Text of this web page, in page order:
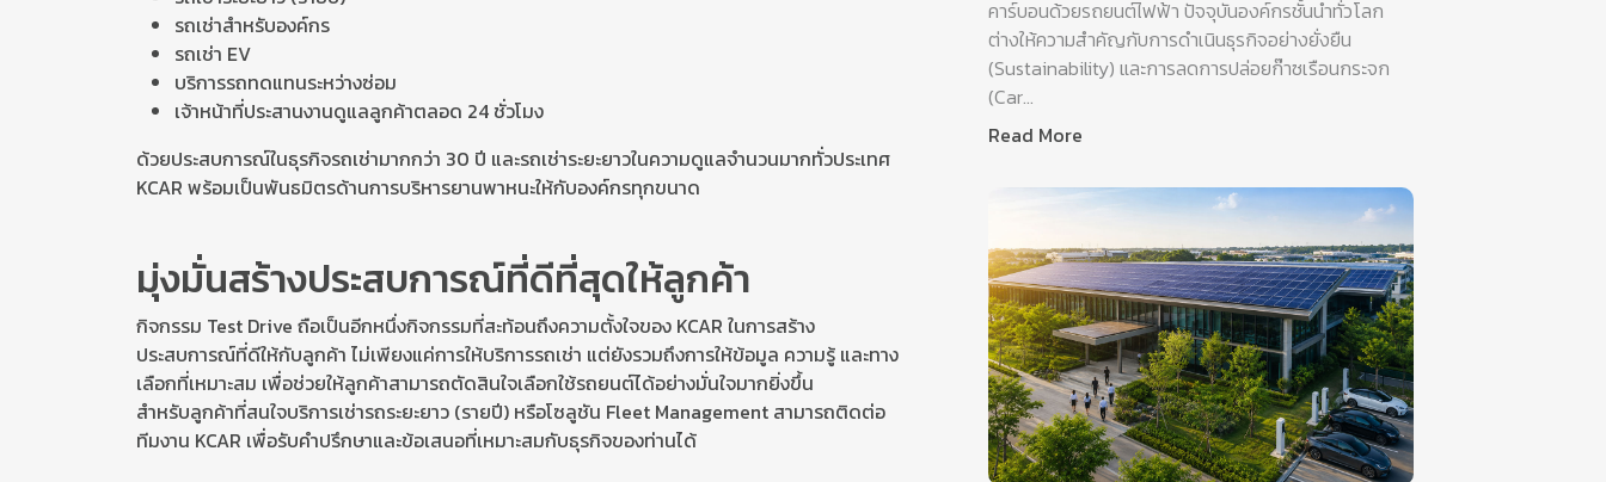
รถเช่าสำหรับองค์กร
รถเช่า EV
บริการรถทดแทนระหว่างซ่อม
เจ้าหน้าที่ประสานงานดูแลลูกค้าตลอด 24 ชั่วโมง
ด้วยประสบการณ์ในธุรกิจรถเช่ามากกว่า 30 ปี และรถเช่าระยะยาวในความดูแลจำนวนมากทั่วประเทศ
KCAR พร้อมเป็นพันธมิตรด้านการบริหารยานพาหนะให้กับองค์กรทุกขนาด
มุ่งมั่นสร้างประสบการณ์ที่ดีที่สุดให้ลูกค้า
กิจกรรม Test Drive ถือเป็นอีกหนึ่งกิจกรรมที่สะท้อนถึงความตั้งใจของ KCAR ในการสร้าง
ประสบการณ์ที่ดีให้กับลูกค้า ไม่เพียงแค่การให้บริการรถเช่า แต่ยังรวมถึงการให้ข้อมูล ความรู้ และทาง
เลือกที่เหมาะสม เพื่อช่วยให้ลูกค้าสามารถตัดสินใจเลือกใช้รถยนต์ได้อย่างมั่นใจมากยิ่งขึ้น
สำหรับลูกค้าที่สนใจบริการเช่ารถระยะยาว (รายปี) หรือโซลูชัน Fleet Management สามารถติดต่อ
ทีมงาน KCAR เพื่อรับคำปรึกษาและข้อเสนอที่เหมาะสมกับธุรกิจของท่านได้
คาร์บอนด้วยรถยนต์ไฟฟ้า ปัจจุบันองค์กรชั้นนำทั่วโลก
ต่างให้ความสำคัญกับการดำเนินธุรกิจอย่างยั่งยืน
(Sustainability) และการลดการปล่อยก๊าซเรือนกระจก
(Car...
Read More